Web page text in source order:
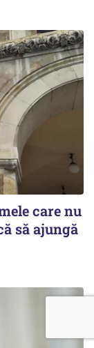
care nu
să ajungă